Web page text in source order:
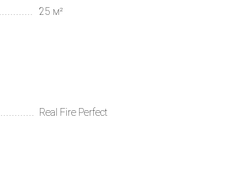
25 м²
Real Fire Perfect